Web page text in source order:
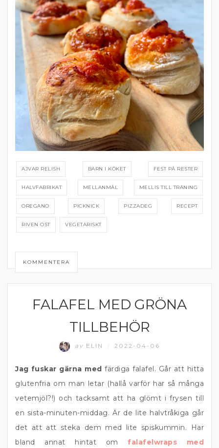
AJVAR RELISH BARN I KÖKET FEST PÅ RESTER
HALVFABRIKAT MELLANMÅL MELLIS TILL TRÄNING
OREGANO PICKNICK PIZZADEG RECEPT
RIVEN OST VEGETARISKT
KOMMENTERA
GRÖNA TILLBEHÖR
FALAFEL MED GRÖNA
TILLBEHÖR
av ELIN 2022-04-06
Jag fuskar gärna med färdiga falafel. Går att hitta
glutenfria om man letar (hallå varför har så många
vetemjöl?!) och tacksamt att ha glömt i frysen till
en sista-minuten-middag. Är de lite halvtråkiga går
det att att steka dem med lite spiskummin. Har
bland annat hintat om falafelwraps med